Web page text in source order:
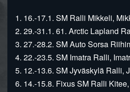
1. 16.-17.1. SM Ralli Mikkeli,
2. 29.-31.1. 61. Arctic Lapland
3. 27.-28.2. SM Auto Sorsa
4. 22.-23.5. SM Imatra Ralli,
5. 12.-13.6. SM Jyväskylä Ralli,
6. 14.-15.8. Fixus SM Ralli